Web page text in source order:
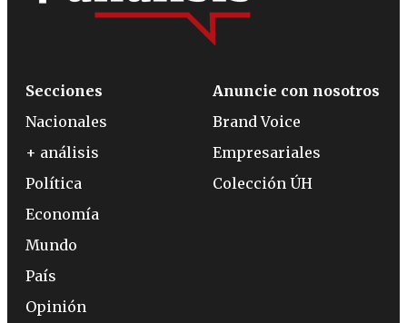
Secciones
Nacionales
+ análisis
Política
Economía
Mundo
País
Opinión
Anuncie con nosotros
Brand Voice
Empresariales
Colección ÚH